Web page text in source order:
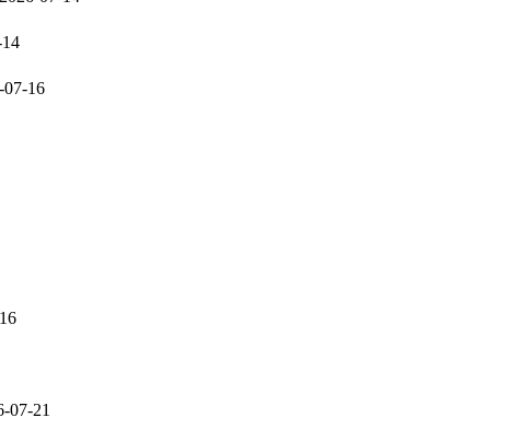
07-16
07-21